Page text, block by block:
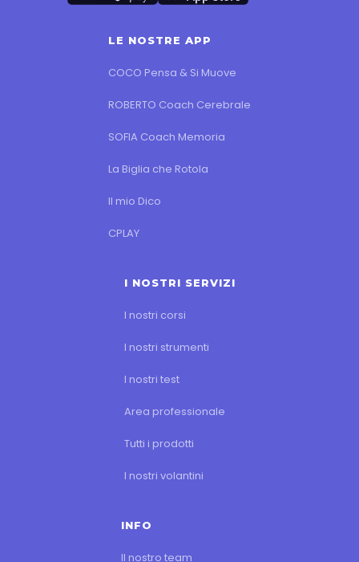
LE NOSTRE APP
COCO Pensa & Si Muove
ROBERTO Coach Cerebrale
SOFIA Coach Memoria
La Biglia che Rotola
Il mio Dico
CPLAY
I NOSTRI SERVIZI
I nostri corsi
I nostri strumenti
I nostri test
Area professionale
Tutti i prodotti
I nostri volantini
INFO
Il nostro team